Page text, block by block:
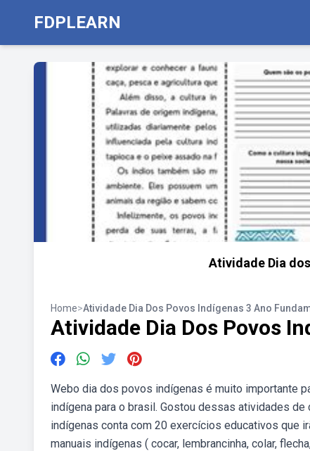
FDPLEARN
Atividade Dia
Home>Atividade Dia Dos Povos Indígenas 3 Ano
Atividade Dia Dos Povos
Webo dia dos povos indígenas é muito importante
indígena para o brasil. Gostou dessas atividades
indígenas conta com 20 exercícios educativos que
manuais indígenas ( cocar, lembrancinha, colar,